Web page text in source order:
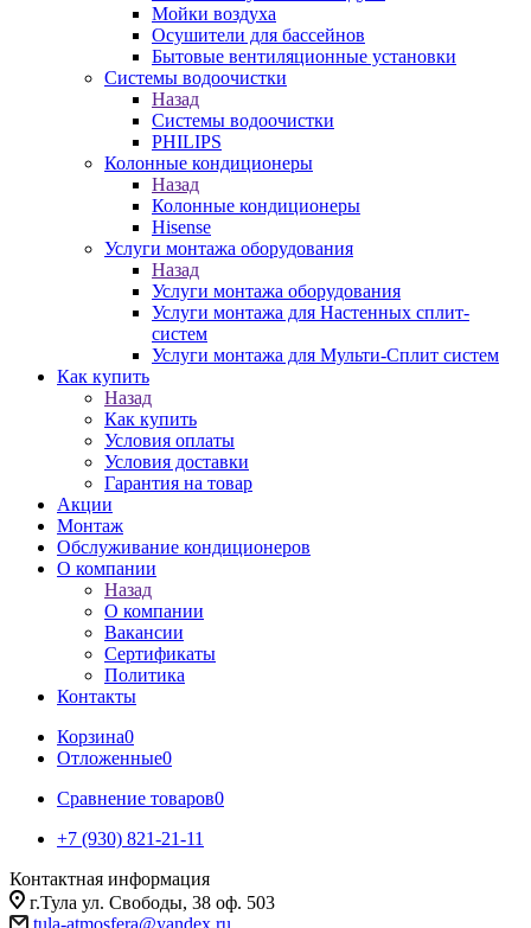
Мойки воздуха
Осушители для бассейнов
Бытовые вентиляционные установки
Системы водоочистки
Назад
Системы водоочистки
PHILIPS
Колонные кондиционеры
Назад
Колонные кондиционеры
Hisense
Услуги монтажа оборудования
Назад
Услуги монтажа оборудования
Услуги монтажа для Настенных сплит-
систем
Услуги монтажа для Мульти-Сплит систем
Как купить
Назад
Как купить
Условия оплаты
Условия доставки
Гарантия на товар
Акции
Монтаж
Обслуживание кондиционеров
О компании
Назад
О компании
Вакансии
Сертификаты
Политика
Контакты
Корзина0
Отложенные0
Сравнение товаров0
+7 (930) 821-21-11
Контактная информация
г.Тула ул. Свободы, 38 оф. 503
tula-atmosfera@yandex.ru